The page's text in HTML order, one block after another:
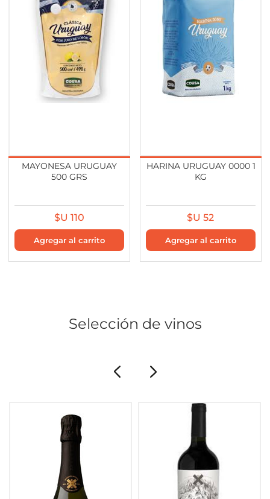
MAYONESA URUGUAY
500 GRS
$U 110
HARINA URUGUAY 0000 1
KG
$U 52
Selección de vinos